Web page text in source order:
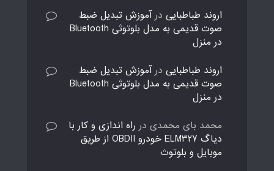
اروند طباطبایی در آموزش تبدیل ضبط
صوت قدیمی به مدل بلوتوثی Bluetooth
در منزل
اروند طباطبایی در آموزش تبدیل ضبط
صوت قدیمی به مدل بلوتوثی Bluetooth
در منزل
محمد بای محمدی در راه اندازی و کار با
دیاگ ELM327 خودرو OBDII از طریق
موبایل و بلوتوث